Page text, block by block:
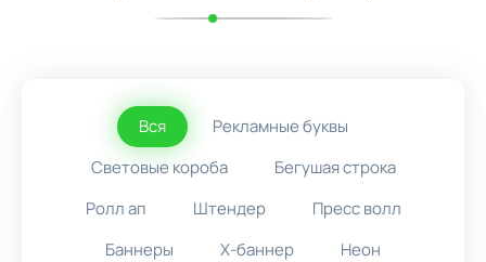
Вся
Рекламные буквы
Световые короба
Бегушая строка
Ролл ап
Штендер
Пресс волл
Баннеры
X-баннер Неон